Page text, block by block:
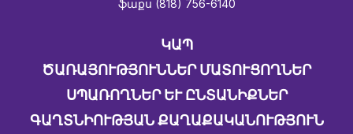
ֆաքս (818) 756-6140
ԿԱՊ
ԾԱՌԱՅՈՒԹՅՈՒՆՆԵՐ ՄԱՏՈՒՑՈՂՆԵՐ
ՍՊԱՌՈՂՆԵՐ ԵՒ ԸՆՏԱՆԻՔՆԵՐ
ԳԱՂՏՆԻՈՒԹՅԱՆ ՔԱՂԱՔԱԿԱՆՈՒԹՅՈՒՆ